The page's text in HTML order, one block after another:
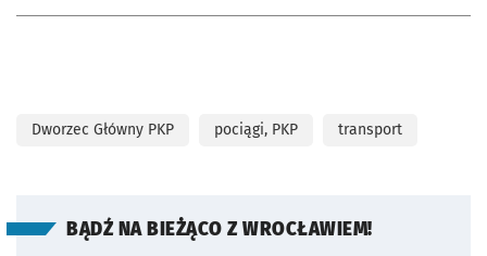
Dworzec Główny PKP pociągi, PKP transport
BĄDŹ NA BIEŻĄCO Z WROCŁAWIEM!